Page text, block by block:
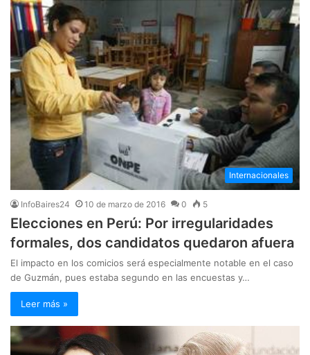
Internacionales
InfoBaires24 10 de marzo de 2016 0 5
Elecciones en Perú: Por irregularidades
formales, dos candidatos quedaron afuera
El impacto en los comicios será especialmente notable en el caso
de Guzmán, pues estaba segundo en las encuestas y…
Leer más »